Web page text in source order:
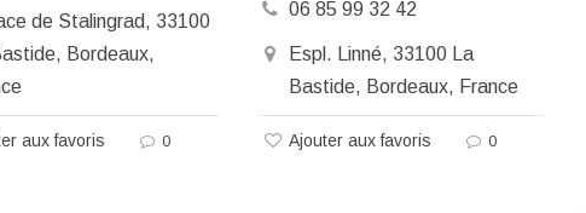
de Stalingrad, 33100
Bordeaux,
aux favoris 0
06 85 99 32 42
Espl. Linné, 33100 La
Bastide, Bordeaux, France
Ajouter aux favoris 0